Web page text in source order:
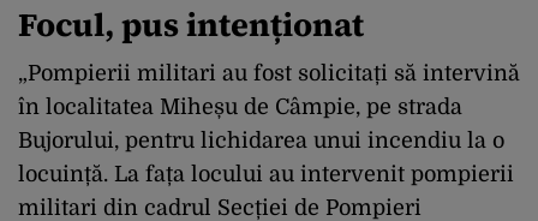
Focul, pus intenționat
„Pompierii militari au fost solicitați să intervină
în localitatea Miheșu de Câmpie, pe strada
Bujorului, pentru lichidarea unui incendiu la o
locuință. La fața locului au intervenit pompierii
militari din cadrul Secției de Pompieri